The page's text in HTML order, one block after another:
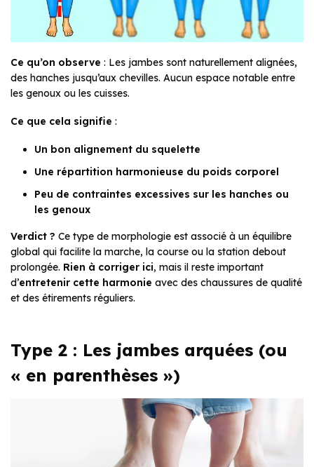
Ce qu’on observe : Les jambes sont naturellement alignées,
des hanches jusqu’aux chevilles. Aucun espace notable entre
les genoux ou les cuisses.
Ce que cela signifie :
Un bon alignement du squelette
Une répartition harmonieuse du poids corporel
Peu de contraintes excessives sur les hanches ou
les genoux
Verdict ? Ce type de morphologie est associé à un équilibre
global qui facilite la marche, la course ou la station debout
prolongée. Rien à corriger ici, mais il reste important
d’entretenir cette harmonie avec des chaussures de qualité
et des étirements réguliers.
Type 2 : Les jambes arquées (ou
« en parenthèses »)